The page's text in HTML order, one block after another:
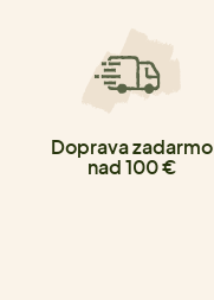
Doprava zadarmo
nad 100 €